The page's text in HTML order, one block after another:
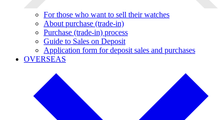
For those who want to sell their watches
About purchase (trade-in)
Purchase (trade-in) process
Guide to Sales on Deposit
Application form for deposit sales and purchases
OVERSEAS